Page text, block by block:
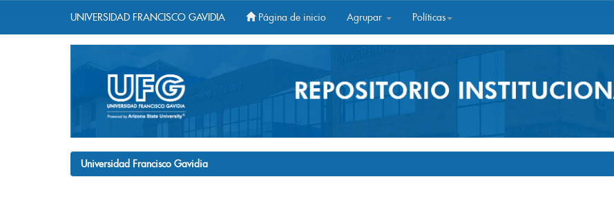
UNIVERSIDAD FRANCISCO GAVIDIA Página de inicio Agrupar Políticas
Universidad Francisco Gavidia